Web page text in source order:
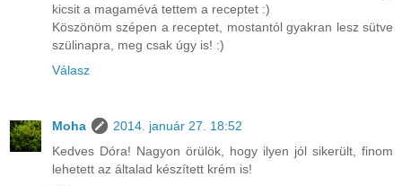
kicsit a magamévá tettem a receptet :)
Köszönöm szépen a receptet, mostantól gyakran lesz sütve
szülinapra, meg csak úgy is! :)
Válasz
Moha
2014. január 27. 18:52
Kedves Dóra! Nagyon örülök, hogy ilyen jól sikerült, finom
lehetett az általad készített krém is!